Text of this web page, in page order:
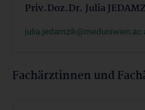
Priv.Doz.Dr. Julia
Fachärztinnen und